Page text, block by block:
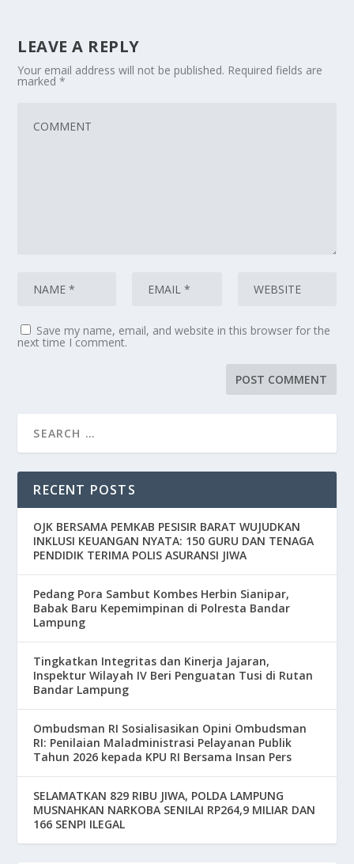
LEAVE A REPLY
Your email address will not be published. Required fields are
marked*
Save my name, email, and website in this browser for the
next time I comment.
RECENT POSTS
OJK BERSAMA PEMKAB PESISIR BARAT WUJUDKAN
INKLUSI KEUANGAN NYATA: 150 GURU DAN TENAGA
PENDIDIK TERIMA POLIS ASURANSI JIWA
Pedang Pora Sambut Kombes Herbin Sianipar,
Babak Baru Kepemimpinan di Polresta Bandar
Lampung
Tingkatkan Integritas dan Kinerja Jajaran,
Inspektur Wilayah IV Beri Penguatan Tusi di Rutan
Bandar Lampung
Ombudsman RI Sosialisasikan Opini Ombudsman
RI: Penilaian Maladministrasi Pelayanan Publik
Tahun 2026 kepada KPU RI Bersama Insan Pers
SELAMATKAN 829 RIBU JIWA, POLDA LAMPUNG
MUSNAHKAN NARKOBA SENILAI RP264,9 MILIAR DAN
166 SENPI ILEGAL